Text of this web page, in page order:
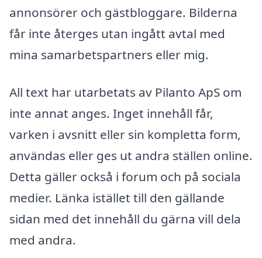
annonsörer och gästbloggare. Bilderna
får inte återges utan ingått avtal med
mina samarbetspartners eller mig.
All text har utarbetats av Pilanto ApS om
inte annat anges. Inget innehåll får,
varken i avsnitt eller sin kompletta form,
användas eller ges ut andra ställen online.
Detta gäller också i forum och på sociala
medier. Länka istället till den gällande
sidan med det innehåll du gärna vill dela
med andra.